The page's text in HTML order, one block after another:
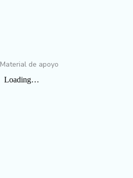
Material de apoyo